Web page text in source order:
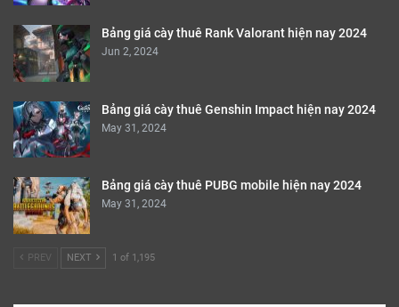
Bảng giá cày thuê Rank Valorant hiện nay 2024
Jun 2, 2024
Bảng giá cày thuê Genshin Impact hiện nay 2024
May 31, 2024
Bảng giá cày thuê PUBG mobile hiện nay 2024
May 31, 2024
PREV NEXT 1 of 1,195